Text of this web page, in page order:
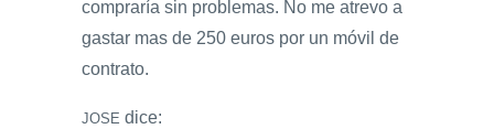
compraría sin problemas. No me atrevo a
gastar mas de 250 euros por un móvil de
contrato.
JOSE dice: